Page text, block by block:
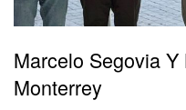
Marcelo Segovia
Monterrey